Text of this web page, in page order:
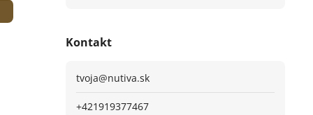
Kontakt
tvoja@nutiva.sk
+421919377467